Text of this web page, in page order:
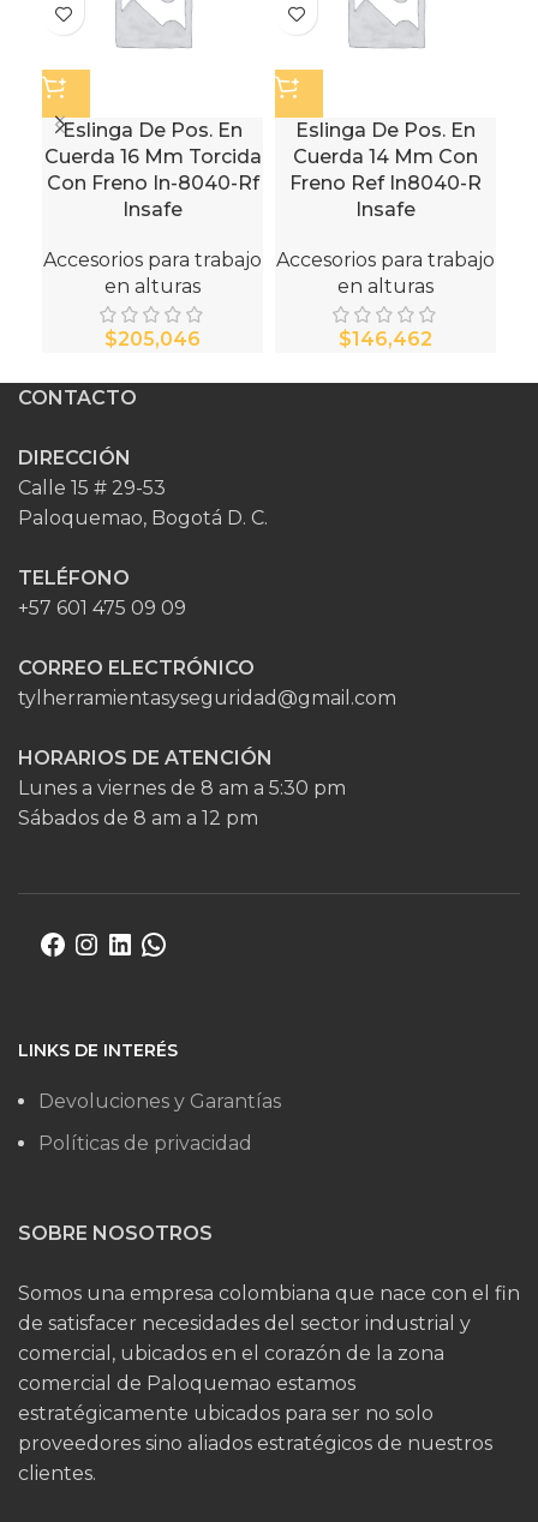
Eslinga De Pos. En
Cuerda 16 Mm Torcida
Con Freno In-8040-Rf
Insafe
Accesorios para trabajo
en alturas
$
Eslinga De Pos. En
Cuerda 14 Mm Con
Freno Ref In8040-R
Insafe
Accesorios para trabajo
en alturas
$
CONTACTO
DIRECCIÓN
Calle 15 # 29-53
Paloquemao, Bogotá D. C.
TELÉFONO
+57 601 475 09 09
CORREO ELECTRÓNICO
tylherramientasyseguridad@gmail.com
HORARIOS DE ATENCIÓN
Lunes a viernes de 8 am a 5:30 pm
Sábados de 8 am a 12 pm
LINKS DE INTERÉS
Devoluciones y Garantías
Políticas de privacidad
SOBRE NOSOTROS
Somos una empresa colombiana que nace con el fin
de satisfacer necesidades del sector industrial y
comercial, ubicados en el corazón de la zona
comercial de Paloquemao estamos
estratégicamente ubicados para ser no solo
proveedores sino aliados estratégicos de nuestros
clientes.